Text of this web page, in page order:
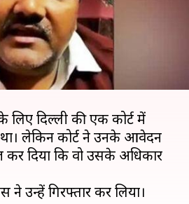
(AAP) पार्षद ताहिर हुसैन को
ब्यूरो (IB) के अधिकारी
मामले में गिरफ्तार कर लिया गया
दिल्ली की एक कोर्ट में
लेकिन कोर्ट ने उनके आवेदन
दिया कि वो उसके अधिकार